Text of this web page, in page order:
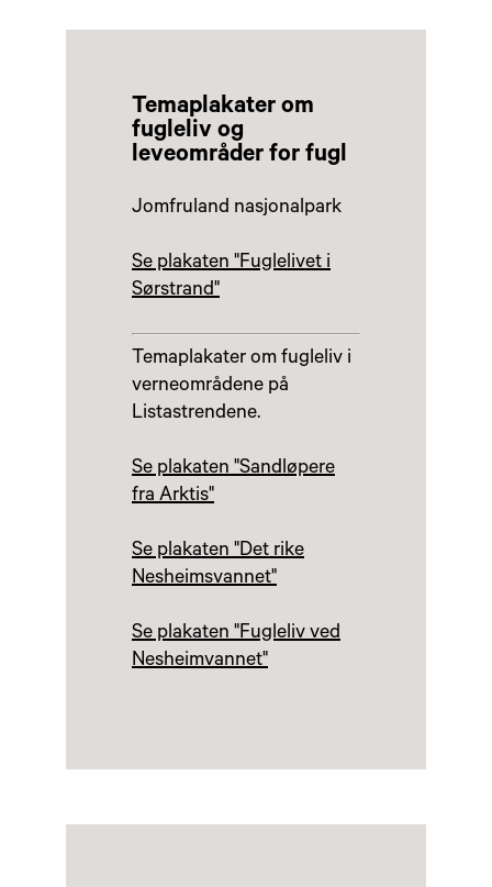
Temaplakater om
fugleliv og
leveområder for fugl
Jomfruland nasjonalpark
Se plakaten "Fuglelivet i
Sørstrand"
Temaplakater om fugleliv i
verneområdene på
Listastrendene.
Se plakaten "Sandløpere
fra Arktis"
Se plakaten "Det rike
Nesheimsvannet"
Se plakaten "Fugleliv ved
Nesheimvannet"